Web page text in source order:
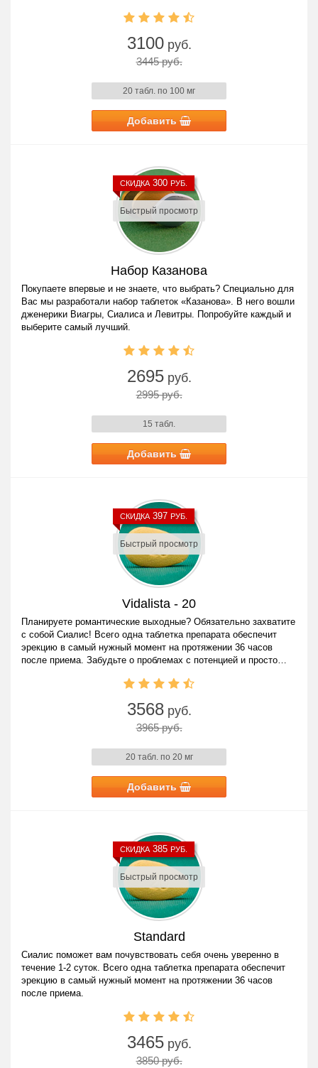
3100руб.
3445 руб.
20 табл. по 100 мг
Добавить
Быстрый просмотр
СКИДКА300 РУБ.
Набор Казанова
Покупаете впервые и не знаете, что выбрать? Специально для
Вас мы разработали набор таблеток «Казанова». В него вошли
дженерики Виагры, Сиалиса и Левитры. Попробуйте каждый и
выберите самый лучший.
2695руб.
2995 руб.
15 табл.
Добавить
Быстрый просмотр
СКИДКА397 РУБ.
Vidalista - 20
Планируете романтические выходные? Обязательно захватите
с собой Сиалис! Всего одна таблетка препарата обеспечит
эрекцию в самый нужный момент на протяжении 36 часов
после приема. Забудьте о проблемах с потенцией и просто
3568руб.
3965 руб.
20 табл. по 20 мг
Добавить
Быстрый просмотр
СКИДКА385 РУБ.
Standard
Сиалис поможет вам почувствовать себя очень уверенно в
течение 1-2 суток. Всего одна таблетка препарата обеспечит
эрекцию в самый нужный момент на протяжении 36 часов
после приема.
3465руб.
3850 руб.